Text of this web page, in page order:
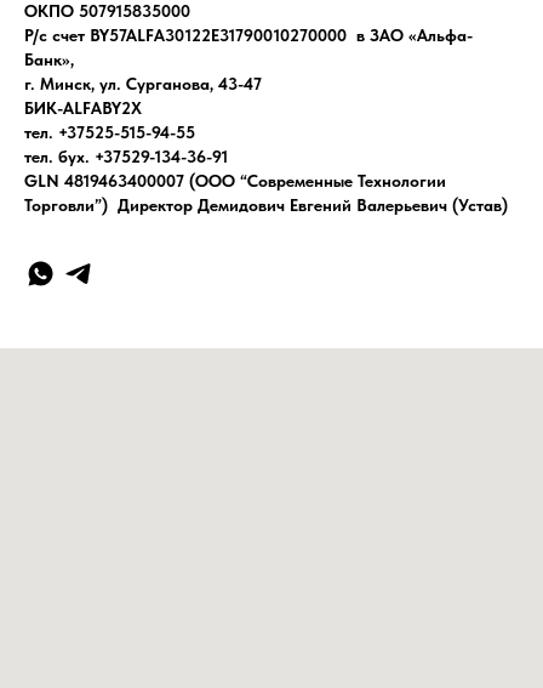
ОКПО 507915835000
Р/с счет BY57ALFA30122E31790010270000 в ЗАО «Альфа-
Банк»,
г. Минск, ул. Сурганова, 43-47
БИК-ALFABY2X
тел. +37525-515-94-55
тел. бух. +37529-134-36-91
GLN 4819463400007 (ООО “Современные Технологии
Торговли”) Директор Демидович Евгений Валерьевич (Устав)